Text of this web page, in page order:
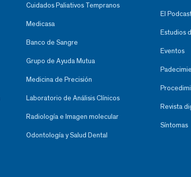
Cuidados Paliativos Tempranos
Medicasa
Banco de Sangre
Grupo de Ayuda Mutua
Medicina de Precisión
Laboratorio de Análisis Clínicos
Radiología e Imagen molecular
Odontología y Salud Dental
El
Estudios
Eventos
Revista
Síntomas